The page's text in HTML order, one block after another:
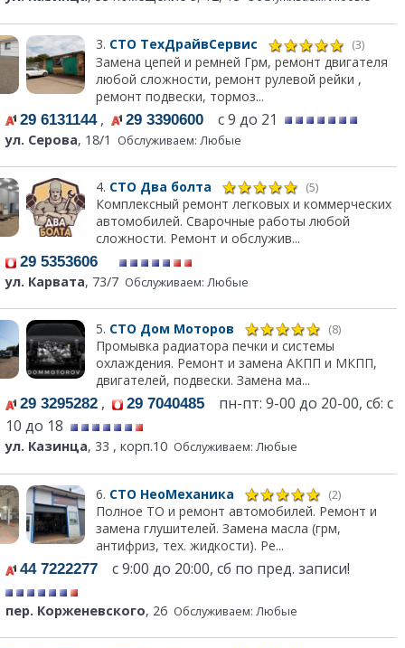
3. СТО ТехДрайвСервис (3)
Замена цепей и ремней Грм, ремонт двигателя
любой сложности, ремонт рулевой рейки ,
ремонт подвески, тормоз...
29 6131144, 29 3390600 с 9 до 21
ул. Серова, 18/1 Обслуживаем: Любые
4. СТО Два болта (5)
Комплексный ремонт легковых и коммерческих
автомобилей. Сварочные работы любой
сложности. Ремонт и обслужив...
29 5353606
ул. Карвата, 73/7 Обслуживаем: Любые
5. СТО Дом Моторов (8)
Промывка радиатора печки и системы
охлаждения. Ремонт и замена АКПП и МКПП,
двигателей, подвески. Замена ма...
29 3295282 , 29 7040485 пн-пт: 9-00 до 20-00, сб: с
10 до 18
ул. Казинца, 33 , корп.10 Обслуживаем: Любые
6. СТО НеоМеханика (2)
Полное ТО и ремонт автомобилей. Ремонт и
замена глушителей. Замена масла (грм,
антифриз, тех. жидкости). Ре...
44 7222277 с 9:00 до 20:00, сб по пред. записи!
пер. Корженевского, 26 Обслуживаем: Любые